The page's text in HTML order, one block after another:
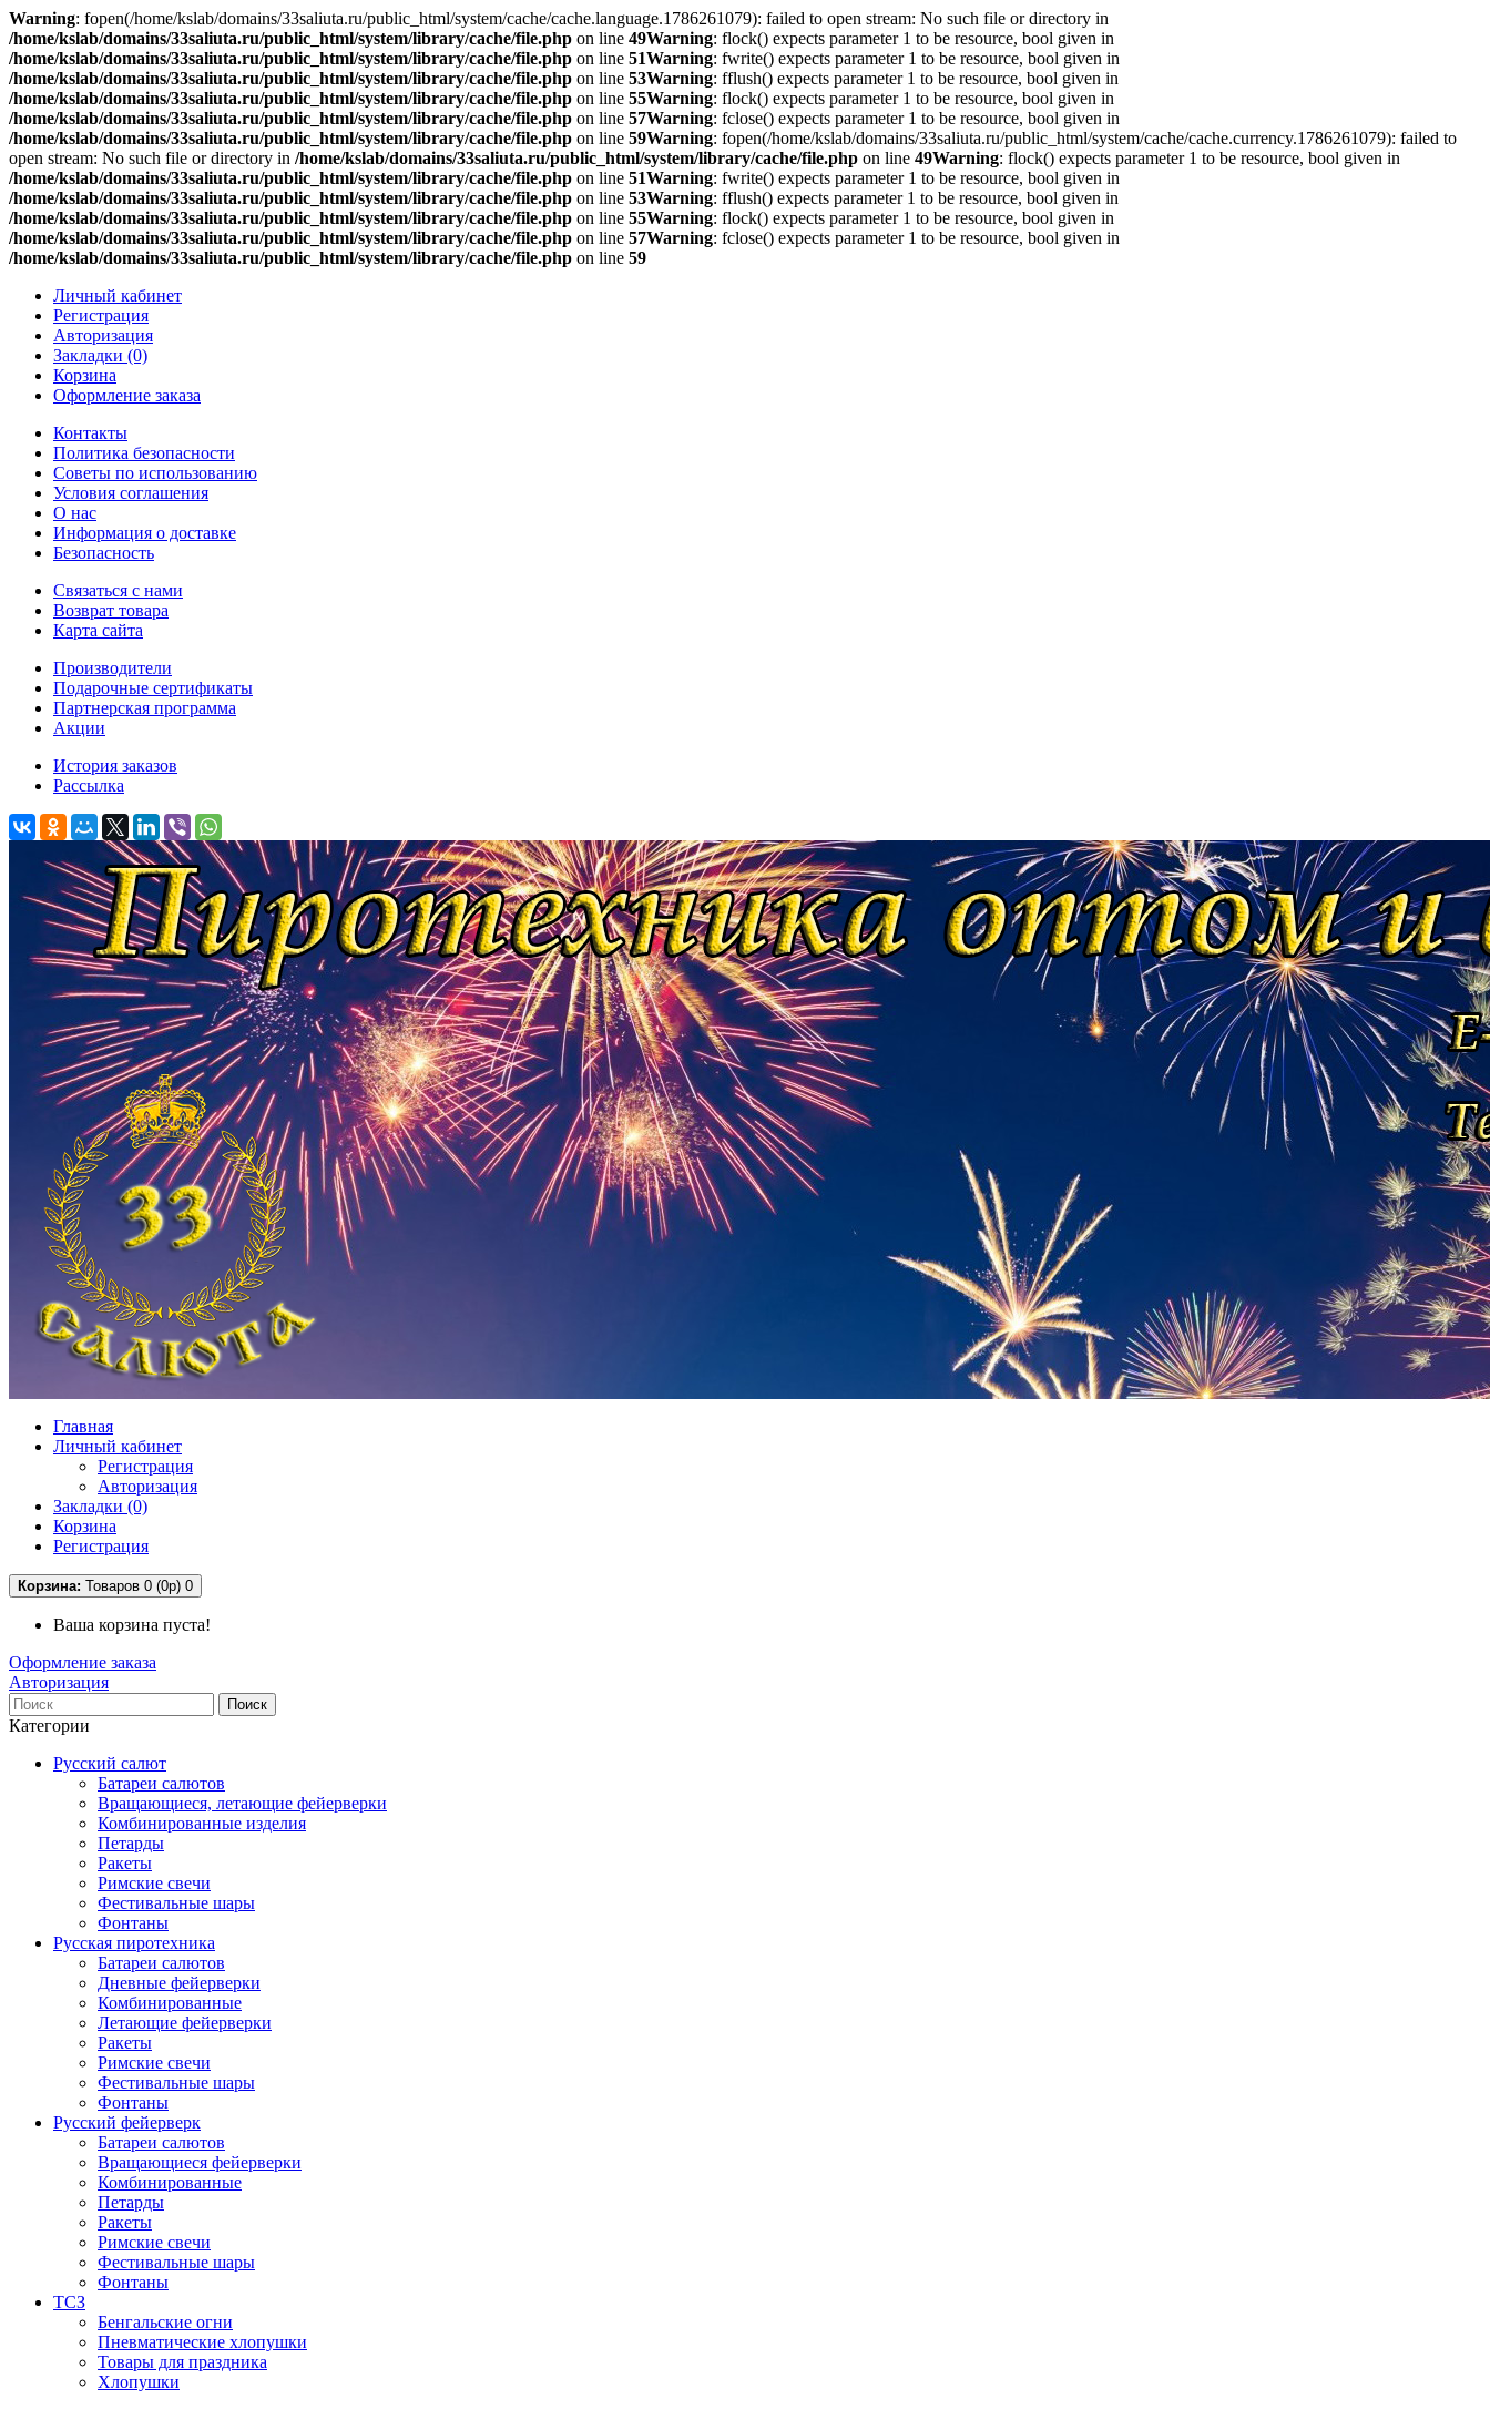
Warning: fopen(/home/kslab/domains/33saliuta.ru/public_html/system/cache/cache.language.1786261079): failed to open stream: No such file or directory in
/home/kslab/domains/33saliuta.ru/public_html/system/library/cache/file.php on line 49Warning: flock() expects parameter 1 to be resource, bool given in
/home/kslab/domains/33saliuta.ru/public_html/system/library/cache/file.php on line 51Warning: fwrite() expects parameter 1 to be resource, bool given in
/home/kslab/domains/33saliuta.ru/public_html/system/library/cache/file.php on line 53Warning: fflush() expects parameter 1 to be resource, bool given in
/home/kslab/domains/33saliuta.ru/public_html/system/library/cache/file.php on line 55Warning: flock() expects parameter 1 to be resource, bool given in
/home/kslab/domains/33saliuta.ru/public_html/system/library/cache/file.php on line 57Warning: fclose() expects parameter 1 to be resource, bool given in
/home/kslab/domains/33saliuta.ru/public_html/system/library/cache/file.php on line 59Warning: fopen(/home/kslab/domains/33saliuta.ru/public_html/system/cache/cache.currency.1786261079): failed to
open stream: No such file or directory in /home/kslab/domains/33saliuta.ru/public_html/system/library/cache/file.php on line 49Warning: flock() expects parameter 1 to be resource, bool given in
/home/kslab/domains/33saliuta.ru/public_html/system/library/cache/file.php on line 51Warning: fwrite() expects parameter 1 to be resource, bool given in
/home/kslab/domains/33saliuta.ru/public_html/system/library/cache/file.php on line 53Warning: fflush() expects parameter 1 to be resource, bool given in
/home/kslab/domains/33saliuta.ru/public_html/system/library/cache/file.php on line 55Warning: flock() expects parameter 1 to be resource, bool given in
/home/kslab/domains/33saliuta.ru/public_html/system/library/cache/file.php on line 57Warning: fclose() expects parameter 1 to be resource, bool given in
/home/kslab/domains/33saliuta.ru/public_html/system/library/cache/file.php on line 59
Личный кабинет
Регистрация
Авторизация
Закладки (0)
Корзина
Оформление заказа
Контакты
Политика безопасности
Советы по использованию
Условия соглашения
O нас
Информация о доставке
Безопасность
Связаться с нами
Возврат товара
Карта сайта
Производители
Подарочные сертификаты
Партнерская программа
Акции
История заказов
Рассылка
Главная
Личный кабинет
Регистрация
Авторизация
Закладки (0)
Корзина
Регистрация
Корзина: Товаров 0 (0р) 0
Ваша корзина пуста!
Оформление заказа
Авторизация
Поиск
Категории
Русский салют
Батареи салютов
Вращающиеся, летающие фейерверки
Комбинированные изделия
Петарды
Ракеты
Римские свечи
Фестивальные шары
Фонтаны
Русская пиротехника
Батареи салютов
Дневные фейерверки
Комбинированные
Летающие фейерверки
Ракеты
Римские свечи
Фестивальные шары
Фонтаны
Русский фейерверк
Батареи салютов
Вращающиеся фейерверки
Комбинированные
Петарды
Ракеты
Римские свечи
Фестивальные шары
Фонтаны
ТСЗ
Бенгальские огни
Пневматические хлопушки
Товары для праздника
Хлопушки